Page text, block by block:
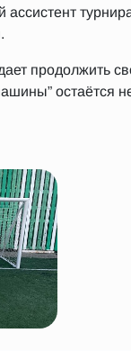
продолжить
остаётся